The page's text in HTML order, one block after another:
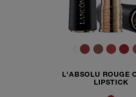
L'ABSOLU ROUGE
LIPSTICK